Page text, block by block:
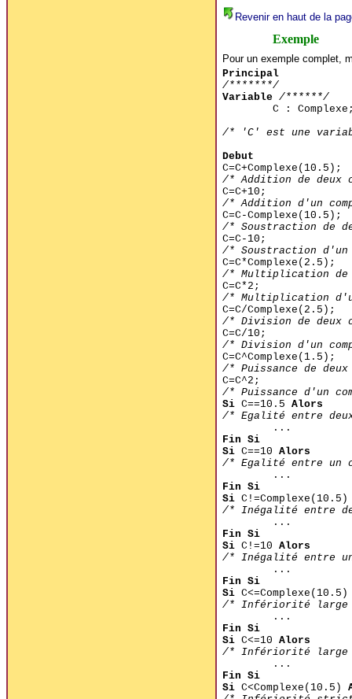
Revenir en haut de la
Exemple
Pour un exemple complet,
Principal
/*******/
Variable /******/
C :
/* 'C' est une
Debut
C=C+Complexe(10.5);
/* Addition de deux
C=C+10;
/* Addition d'un
C=C-Complexe(10.5);
/* Soustraction de
C=C-10;
/* Soustraction
C=C*Complexe(2.5);
/* Multiplication de
C=C*2;
/* Multiplication
C=C/Complexe(2.5);
/* Division de deux
C=C/10;
/* Division d'un
C=C^Complexe(1.5);
/* Puissance de
C=C^2;
/* Puissance d'un
SiC==10.5 Alors
/* Egalité entre
...
Fin Si
SiC==10 Alors
/* Egalité entre un
...
Fin Si
Si
/* Inégalité entre
...
Fin Si
SiC!=10 Alors
/* Inégalité entre
...
Fin Si
Si
/* Infériorité large
...
Fin Si
SiC<=10 Alors
/* Infériorité large
...
Fin Si
SiC<Complexe(10.5)